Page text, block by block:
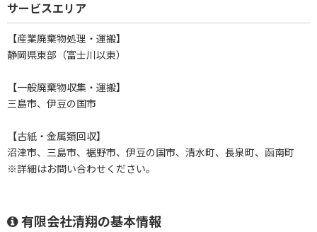
サービスエリア
【産業廃棄物処理・運搬】
静岡県東部（富士川以東）
【一般廃棄物収集・運搬】
三島市、伊豆の国市
【古紙・金属類回収】
沼津市、三島市、裾野市、伊豆の国市、清水町、長泉町、函南町
※詳細はお問い合わせください。
有限会社清翔の基本情報